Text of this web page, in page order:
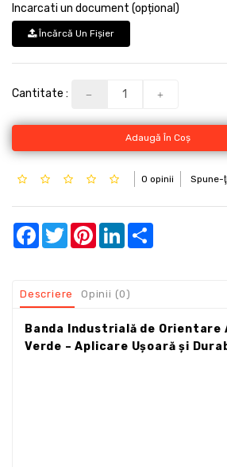
Incarcati un document (opțional)
Încărcă Un Fişier
Cantitate :
Adaugă În Coş
0 opinii Spune-
Facebook
TwitterPinterestLinkedIn
Descriere Opinii (0)
Banda Industrială de Orientare
Verde – Aplicare Ușoară și